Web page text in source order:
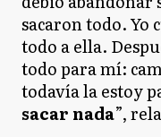
sacaron todo. Yo
todo a ella.
todo para mí:
todavía la estoy
sacar nada”,